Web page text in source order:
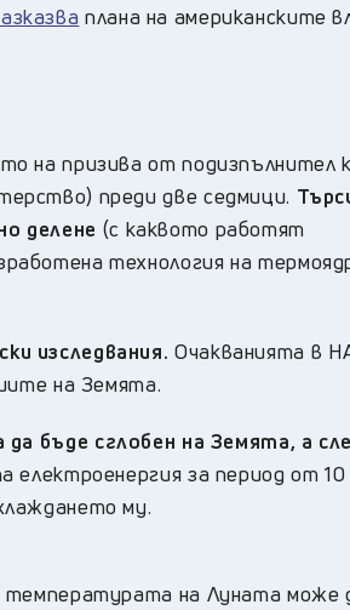
плана на американските
на призива от подизпълнител
преди две седмици.
делене (с каквото работят
технология на
изследвания. Очакванията в
на Земята.
да бъде сглобен на Земята, а
електроенергия за период от 10
му.
температурата на Луната може